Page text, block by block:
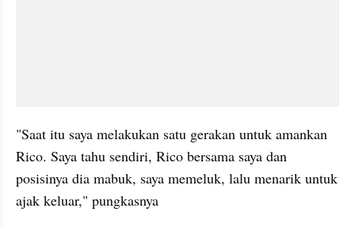
"Saat itu saya melakukan satu gerakan untuk amankan
Rico. Saya tahu sendiri, Rico bersama saya dan
posisinya dia mabuk, saya memeluk, lalu menarik untuk
ajak keluar," pungkasnya